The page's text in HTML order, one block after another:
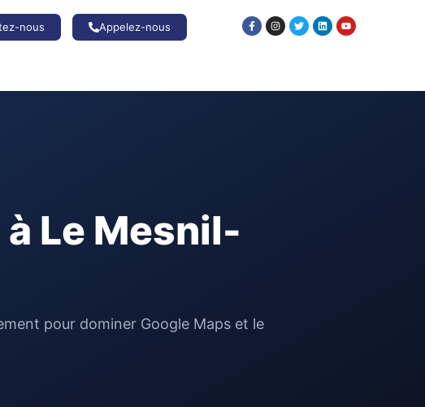
nous Appelez-nous
Le Mesnil-
pour dominer Google Maps et le